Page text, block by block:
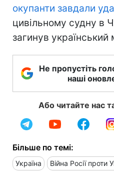
окупанти завдали
цивільному судну в
загинув український
Не пропустіть
наші
Або читайте нас
Більше по темі:
Україна Війна Росії проти